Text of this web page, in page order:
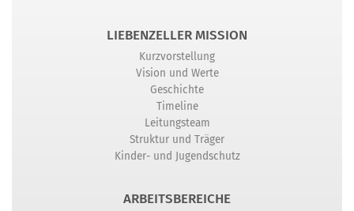
LIEBENZELLER MISSION
Kurzvorstellung
Vision und Werte
Geschichte
Timeline
Leitungsteam
Struktur und Träger
Kinder- und Jugendschutz
ARBEITSBEREICHE